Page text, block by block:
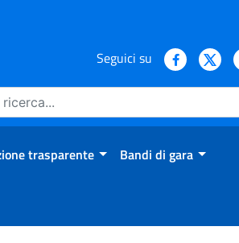
Seguici su
trasparente Bandi di gara